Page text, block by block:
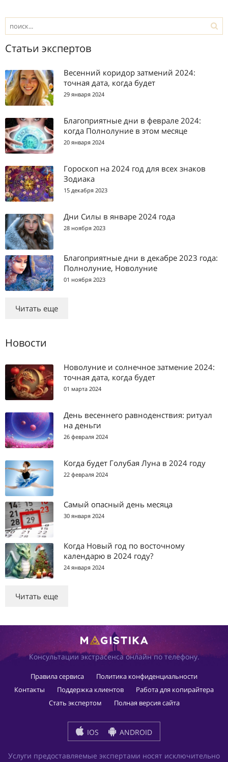
Статьи экспертов
Весенний коридор затмений 2024:
точная дата, когда будет
29 января 2024
Благоприятные дни в феврале 2024:
когда Полнолуние в этом месяце
20 января 2024
Гороскоп на 2024 год для всех знаков
Зодиака
15 декабря 2023
Дни Силы в январе 2024 года
28 ноября 2023
Благоприятные дни в декабре 2023 года:
Полнолуние, Новолуние
01 ноября 2023
Читать еще
Новости
Новолуние и солнечное затмение 2024:
точная дата, когда будет
01 марта 2024
День весеннего равноденствия: ритуал
на деньги
26 февраля 2024
Когда будет Голубая Луна в 2024 году
22 февраля 2024
Самый опасный день месяца
30 января 2024
Когда Новый год по восточному
календарю в 2024 году?
24 января 2024
Читать еще
Консультации экстрасенса онлайн по телефону.
Правила сервиса
Политика конфиденциальности
Контакты
Поддержка клиентов
Работа для копирайтера
Стать экспертом
Полная версия сайта
IOS ANDROID
Услуги предоставляемые экспертами носят исключительно